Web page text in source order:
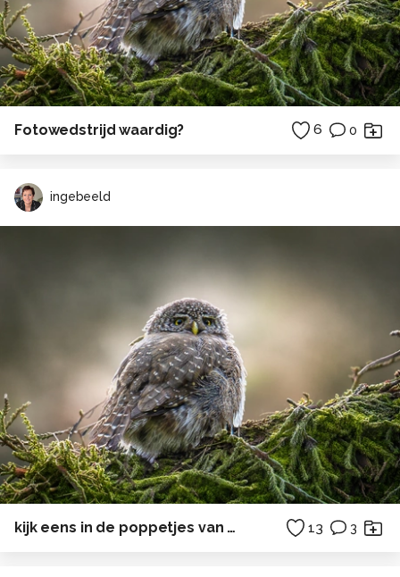
Fotowedstrijd waardig? 6 0
ingebeeld
kijk eens in de poppetjes van mijn ogen... 13 3